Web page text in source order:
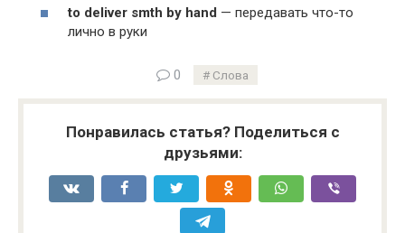
to deliv­er smth by hand — передавать что-то
лично в руки
0 Слова
Понравилась статья? Поделиться с
друзьями: